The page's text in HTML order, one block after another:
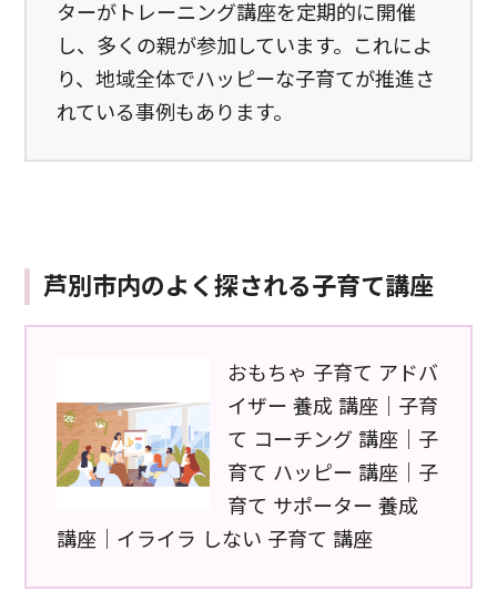
ターがトレーニング講座を定期的に開催
し、多くの親が参加しています。これによ
り、地域全体でハッピーな子育てが推進さ
れている事例もあります。
芦別市内のよく探される子育て講座
おもちゃ 子育て アドバ
イザー 養成 講座｜子育
て コーチング 講座｜子
育て ハッピー 講座｜子
育て サポーター 養成
講座｜イライラ しない 子育て 講座